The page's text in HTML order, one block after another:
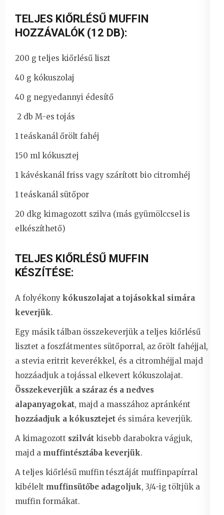
TELJES KIŐRLÉSŰ MUFFIN
HOZZÁVALÓK (12 DB):
200 g teljes kiőrlésű liszt
40 g kókuszolaj
40 g negyedannyi édesítő
2 db M-es tojás
1 teáskanál őrölt fahéj
150 ml kókusztej
1 kávéskanál friss vagy szárított bio citromhéj
1 teáskanál sütőpor
20 dkg kimagozott szilva (más gyümölccsel is
elkészíthető)
TELJES KIŐRLÉSŰ MUFFIN
KÉSZÍTÉSE:
A folyékony kókuszolajat a tojásokkal simára
keverjük.
Egy másik tálban összekeverjük a teljes kiőrlésű
lisztet a foszfátmentes sütőporral, az őrölt fahéjjal,
a stevia eritrit keverékkel, és a citromhéjjal majd
hozzáadjuk a tojással elkevert kókuszolajat.
Összekeverjük a száraz és a nedves
alapanyagokat, majd a masszához apránként
hozzáadjuk a kókusztejet és simára keverjük.
A kimagozott szilvát kisebb darabokra vágjuk,
majd a muffintésztába keverjük.
A teljes kiőrlésű muffin tésztáját muffinpapírral
kibélelt muffinsütőbe adagoljuk, 3/4-ig töltjük a
muffin formákat.